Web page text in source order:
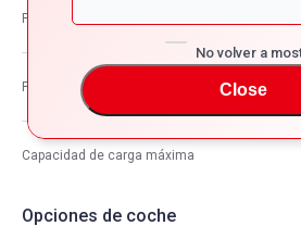
No volver a
Close
Peso del vehículo
Peso bruto del vehículo
Capacidad de carga máxima
Opciones de coche